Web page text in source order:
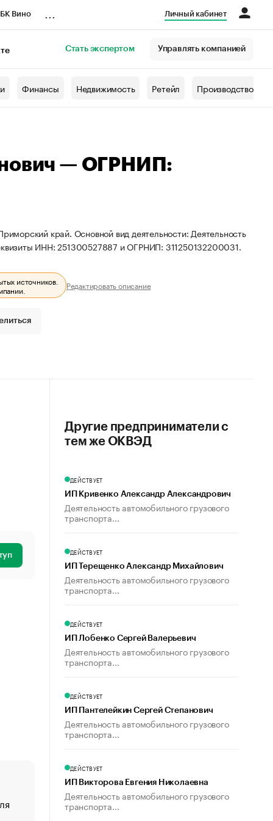
Вино Личный кабинет
Стать экспертом Управлять компанией
Финансы Недвижимость Ретейл Производство
— ОГРНИП:
край. Основной вид деятельности: Деятельность
ИНН: 251300527887 и ОГРНИП: 311250132200031.
источников.
Редактировать описание
«От спорта тело стареет иначе». Как живет глава
создавшей GTA
Другие предприниматели с
тем же ОКВЭД
ДЕЙСТВУЕТ
ИП Кривенко Александр Александрович
Деятельность автомобильного грузового
транспорта...
ДЕЙСТВУЕТ
ИП Терещенко Александр Михайлович
Деятельность автомобильного грузового
транспорта...
ДЕЙСТВУЕТ
ИП Лобенко Сергей Валерьевич
Деятельность автомобильного грузового
транспорта...
ДЕЙСТВУЕТ
ИП Пантелейкин Сергей Степанович
Деятельность автомобильного грузового
транспорта...
ДЕЙСТВУЕТ
ИП Викторова Евгения Николаевна
Деятельность автомобильного грузового
транспорта...